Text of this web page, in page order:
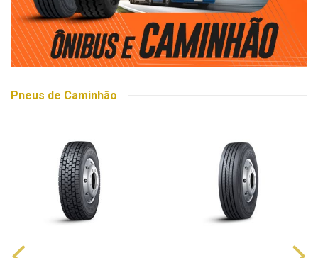
Pneus de Caminhão